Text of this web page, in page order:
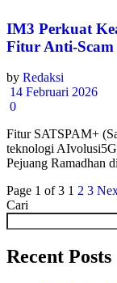
IM3 Perkuat
Fitur Anti-
by Redaksi
14 Februari 2026
0
Fitur SATSPAM+
teknologi
Pejuang Ramadhan
Page 1 of 3 1 2 3
Cari
Recent Posts